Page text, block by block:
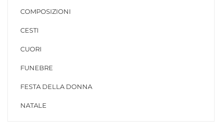
COMPOSIZIONI
CESTI
CUORI
FUNEBRE
FESTA DELLA DONNA
NATALE